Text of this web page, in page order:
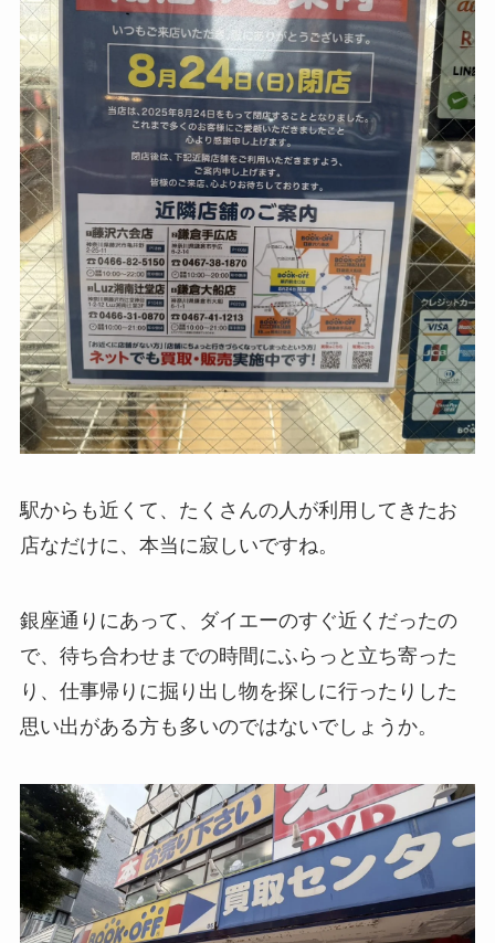
駅からも近くて、たくさんの人が利用してきたお
店なだけに、本当に寂しいですね。
銀座通りにあって、ダイエーのすぐ近くだったの
で、待ち合わせまでの時間にふらっと立ち寄った
り、仕事帰りに掘り出し物を探しに行ったりした
思い出がある方も多いのではないでしょうか。